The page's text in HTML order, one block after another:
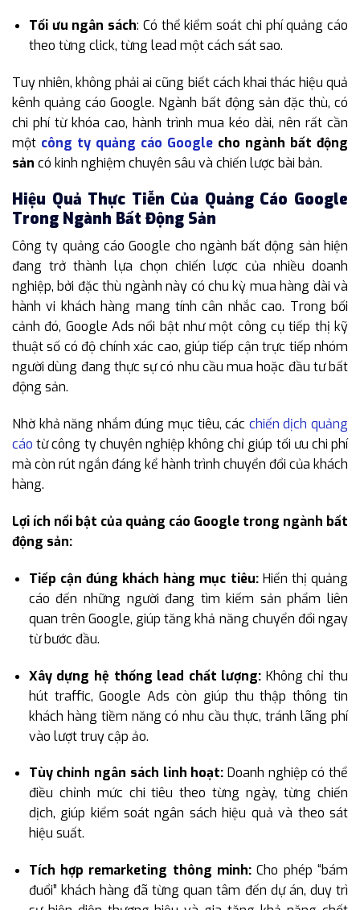
Tối ưu ngân sách: Có thể kiểm soát chi phí quảng cáo
theo từng click, từng lead một cách sát sao.
Tuy nhiên, không phải ai cũng biết cách khai thác hiệu quả
kênh quảng cáo Google. Ngành bất động sản đặc thù, có
chi phí từ khóa cao, hành trình mua kéo dài, nên rất cần
một công ty quảng cáo Google cho ngành bất động
sản có kinh nghiệm chuyên sâu và chiến lược bài bản.
Hiệu Quả Thực Tiễn Của Quảng Cáo Google
Trong Ngành Bất Động Sản
Công ty quảng cáo Google cho ngành bất động sản hiện
đang trở thành lựa chọn chiến lược của nhiều doanh
nghiệp, bởi đặc thù ngành này có chu kỳ mua hàng dài và
hành vi khách hàng mang tính cân nhắc cao. Trong bối
cảnh đó, Google Ads nổi bật như một công cụ tiếp thị kỹ
thuật số có độ chính xác cao, giúp tiếp cận trực tiếp nhóm
người dùng đang thực sự có nhu cầu mua hoặc đầu tư bất
động sản.
Nhờ khả năng nhắm đúng mục tiêu, các chiến dịch quảng
cáo từ công ty chuyên nghiệp không chỉ giúp tối ưu chi phí
mà còn rút ngắn đáng kể hành trình chuyển đổi của khách
hàng.
Lợi ích nổi bật của quảng cáo Google trong ngành bất
động sản:
Tiếp cận đúng khách hàng mục tiêu:Hiển thị quảng
cáo đến những người đang tìm kiếm sản phẩm liên
quan trên Google, giúp tăng khả năng chuyển đổi ngay
từ bước đầu.
Xây dựng hệ thống lead chất lượng: Không chỉ thu
hút traffic, Google Ads còn giúp thu thập thông tin
khách hàng tiềm năng có nhu cầu thực, tránh lãng phí
vào lượt truy cập ảo.
Tùy chỉnh ngân sách linh hoạt: Doanh nghiệp có thể
điều chỉnh mức chi tiêu theo từng ngày, từng chiến
dịch, giúp kiểm soát ngân sách hiệu quả và theo sát
hiệu suất.
Tích hợp remarketing thông minh: Cho phép “bám
đuổi” khách hàng đã từng quan tâm đến dự án, duy trì